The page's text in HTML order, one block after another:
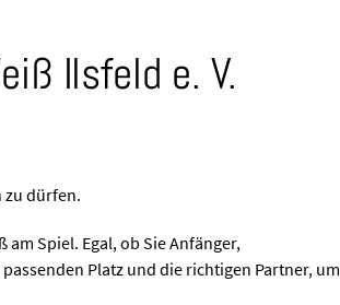
Ilsfeld e. V.
zu dürfen.
Spiel. Egal, ob Sie Anfänger,
Platz und die richtigen Partner, um